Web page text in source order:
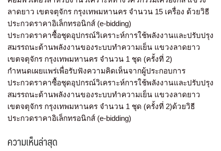
ลาดยาว เขตจตุจักร กรุงเทพมหานคร จำนวน 15 เครื่อง ด้วยวิธี
ประกวดราคาอิเล็กทรอนิกส์ (e-bidding)
ประกวดราคาซื้อชุดอุปกรณ์วิเคราะห์การใช้พลังงานและปรับปรุง
สมรรถนะด้านพลังงานของระบบทำความเย็น แขวงลาดยาว
เขตจตุจักร กรุงเทพมหานคร จำนวน 1 ชุด (ครั้งที่ 2)
กำหนดเผยแพร่เพื่อรับฟังความคิดเห็นจากผู้ประกอบการ
ประกวดราคาซื้อชุดอุปกรณ์วิเคราะห์การใช้พลังงานและปรับปรุง
สมรรถนะด้านพลังงานของระบบทำความเย็น แขวงลาดยาว
เขตจตุจักร กรุงเทพมหานคร จำนวน 1 ชุด (ครั้งที่ 2)ด้วยวิธี
ประกวดราคาอิเล็กทรอนิกส์ (e-bidding)
ความเห็นล่าสุด